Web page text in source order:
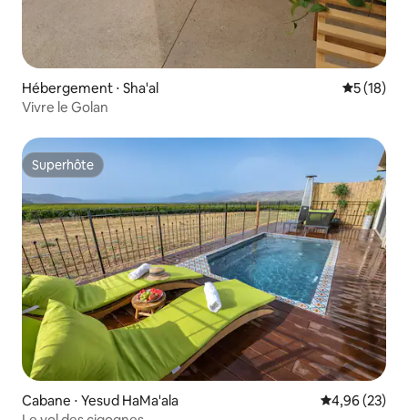
Hébergement ⋅ Sha'al
5 (18)
Vivre le Golan
Superhôte
Superhôte
Cabane ⋅ Yesud HaMa'ala Évaluation
4,96 (23)